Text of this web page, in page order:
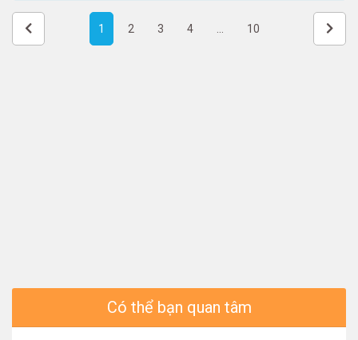
1 2 3 4 10
Có thể bạn quan tâm